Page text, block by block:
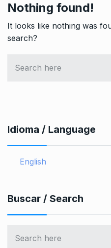
Nothing found!
It looks like nothing was
search?
Idioma / Language
English
Buscar / Search